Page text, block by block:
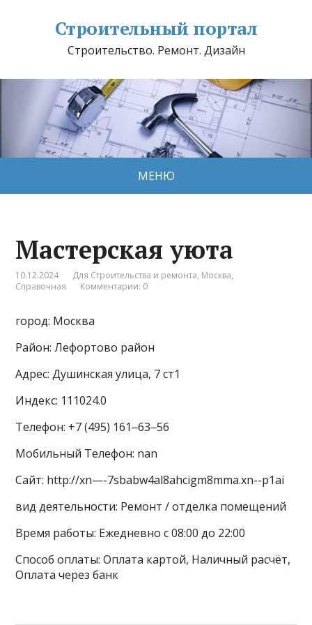
Строительный портал
Строительство. Ремонт. Дизайн
МЕНЮ
Мастерская уюта
10.12.2024 Для Строительства и ремонта, Москва,
Справочная
Комментарии: 0
город: Москва
Район: Лефортово район
Адрес: Душинская улица, 7 ст1
Индекс: 111024.0
Телефон: +7 (495) 161‒63‒56
Мобильный Телефон: nan
Сайт: http://xn—-7sbabw4al8ahcigm8mma.xn--p1ai
вид деятельности: Ремонт / отделка помещений
Время работы: Ежедневно с 08:00 до 22:00
Способ оплаты: Оплата картой, Наличный расчёт,
Оплата через банк